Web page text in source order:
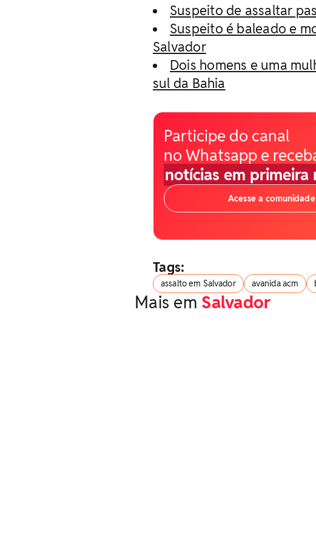
Suspeito de assaltar
Suspeito é baleado e
Salvador
Dois homens e uma
sul da Bahia
Participe do canal
no Whatsapp e
notícias em primeira
Acesse a comunidade
Tags:
assalto em Salvador avanida acm
Mais em Salvador